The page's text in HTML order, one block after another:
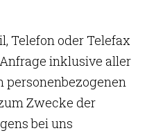
Telefon oder Telefax
inklusive aller
personenbezogenen
Zwecke der
bei uns